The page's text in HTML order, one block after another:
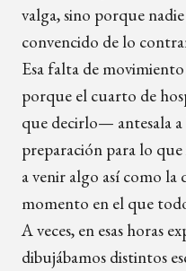
valga, sino porque
convencido de lo
Esa falta de
porque el cuarto de
que decirlo— antesala a
preparación para lo que
a venir algo así como
momento en el que
A veces, en esas horas
dibujábamos distintos